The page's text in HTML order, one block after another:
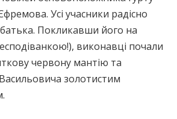
Усі учасники радісно
Покликавши його на
виконавці почали
червону мантію та
золотистим